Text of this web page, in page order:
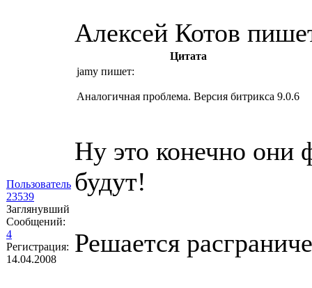
Пользователь
23539
Заглянувший
Сообщений:
4
Регистрация:
14.04.2008
Алексей Котов
Цитата
jamy пишет:
Аналогичная проблема. Версия битрикса 9.0.6
Ну это конечно они
будут!
Решается